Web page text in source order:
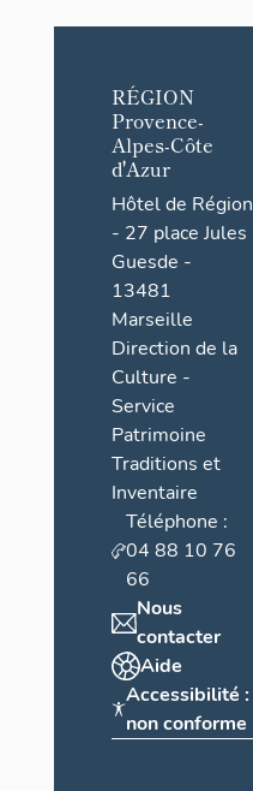
RÉGION
Provence-
Alpes-Côte
d'Azur
Hôtel de Région
- 27 place Jules
Guesde -
13481
Marseille
Direction de la
Culture -
Service
Patrimoine
Traditions et
Inventaire
Téléphone :
04 88 10 76
66
Nous
contacter
Aide
Accessibilité :
non conforme